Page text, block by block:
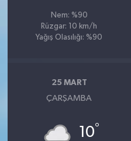
Nem: %90
Rüzgar: 10 km/h
Yağış Olasılığı: %90
25 MART
ÇARŞAMBA
10°